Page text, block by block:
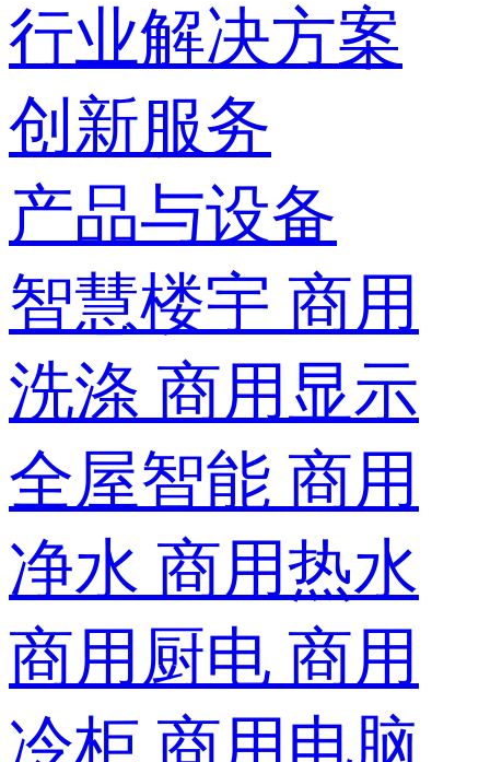
行业解决方案
创新服务
产品与设备
智慧楼宇 商用
洗涤 商用显示
全屋智能 商用
净水 商用热水
商用厨电 商用
冷柜 商用电脑